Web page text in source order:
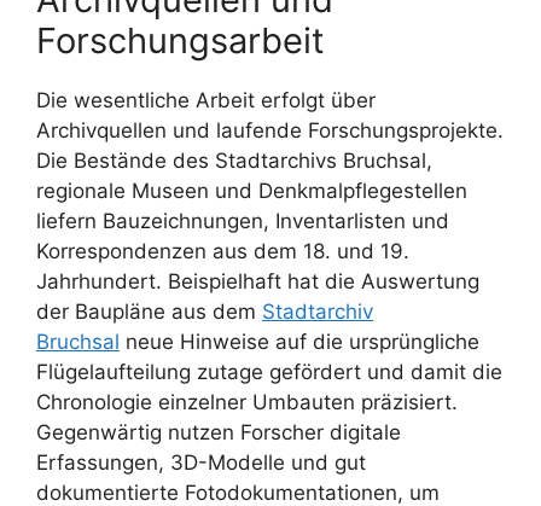
Forschungsarbeit
Die wesentliche Arbeit erfolgt über
Archivquellen und laufende Forschungsprojekte.
Die Bestände des Stadtarchivs Bruchsal,
regionale Museen und Denkmalpflegestellen
liefern Bauzeichnungen, Inventarlisten und
Korrespondenzen aus dem 18. und 19.
Jahrhundert. Beispielhaft hat die Auswertung
der Baupläne aus dem Stadtarchiv
Bruchsal neue Hinweise auf die ursprüngliche
Flügelaufteilung zutage gefördert und damit die
Chronologie einzelner Umbauten präzisiert.
Gegenwärtig nutzen Forscher digitale
Erfassungen, 3D-Modelle und gut
dokumentierte Fotodokumentationen, um